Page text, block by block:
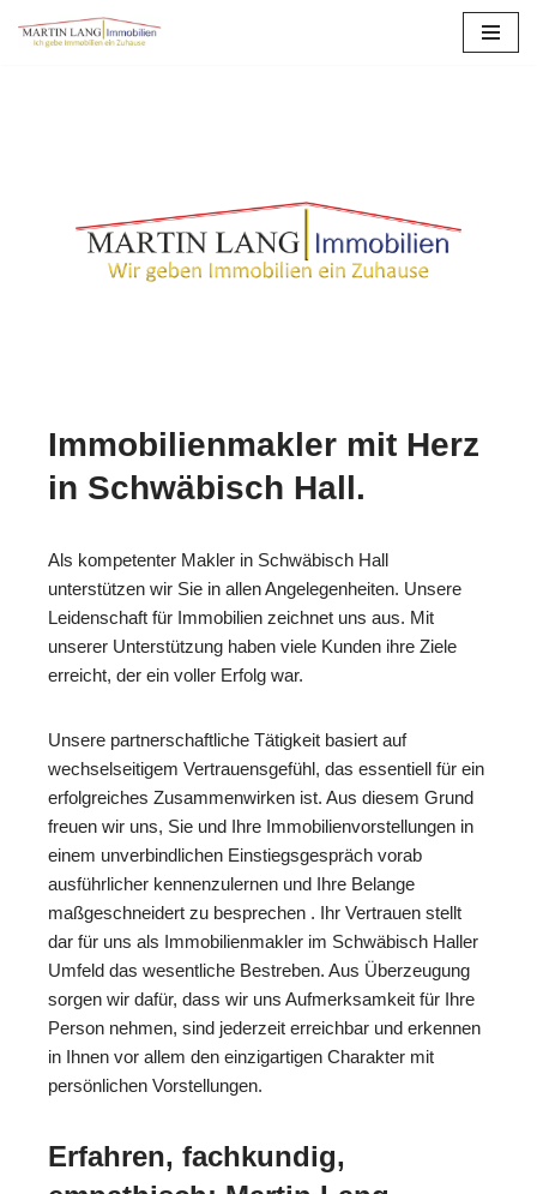
Immobilienmakler mit Herz
in Schwäbisch Hall.
Als kompetenter Makler in Schwäbisch Hall
unterstützen wir Sie in allen Angelegenheiten. Unsere
Leidenschaft für Immobilien zeichnet uns aus. Mit
unserer Unterstützung haben viele Kunden ihre Ziele
erreicht, der ein voller Erfolg war.
Unsere partnerschaftliche Tätigkeit basiert auf
wechselseitigem Vertrauensgefühl, das essentiell für ein
erfolgreiches Zusammenwirken ist. Aus diesem Grund
freuen wir uns, Sie und Ihre Immobilienvorstellungen in
einem unverbindlichen Einstiegsgespräch vorab
ausführlicher kennenzulernen und Ihre Belange
maßgeschneidert zu besprechen . Ihr Vertrauen stellt
dar für uns als Immobilienmakler im Schwäbisch Haller
Umfeld das wesentliche Bestreben. Aus Überzeugung
sorgen wir dafür, dass wir uns Aufmerksamkeit für Ihre
Person nehmen, sind jederzeit erreichbar und erkennen
in Ihnen vor allem den einzigartigen Charakter mit
persönlichen Vorstellungen.
Erfahren, fachkundig,